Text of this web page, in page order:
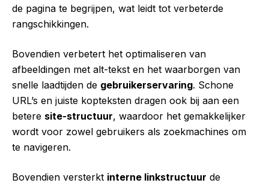
de pagina te begrijpen, wat leidt tot verbeterde
rangschikkingen.
Bovendien verbetert het optimaliseren van
afbeeldingen met alt-tekst en het waarborgen van
snelle laadtijden de gebruikerservaring. Schone
URL’s en juiste kopteksten dragen ook bij aan een
betere site-structuur, waardoor het gemakkelijker
wordt voor zowel gebruikers als zoekmachines om
te navigeren.
Bovendien versterkt interne linkstructuur de